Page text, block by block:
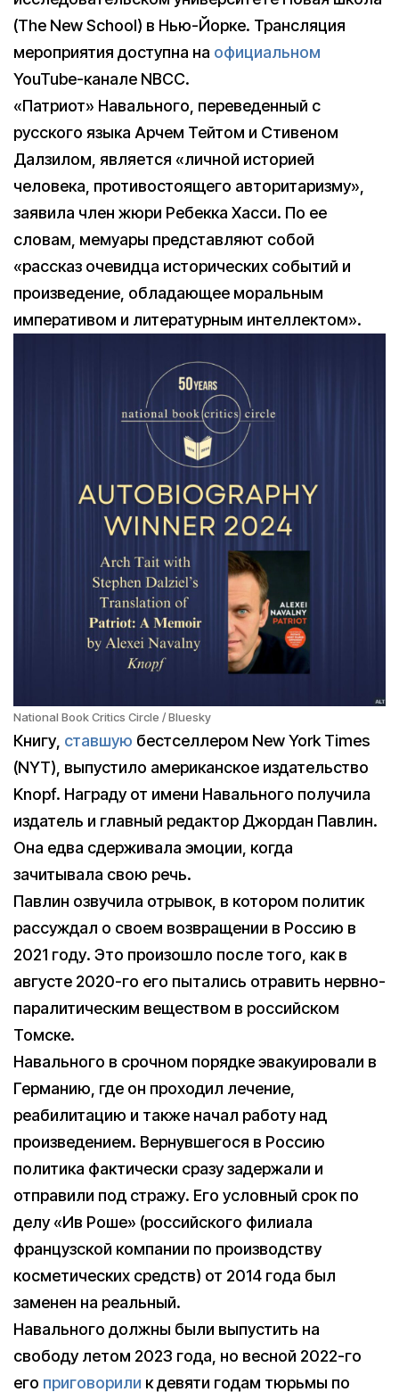
(The New School) в Нью-Йорке. Трансляция
мероприятия доступна на официальном
YouTube-канале NBCC.
«Патриот» Навального, переведенный с
русского языка Арчем Тейтом и Стивеном
Далзилом, является «личной историей
человека, противостоящего авторитаризму»,
заявила член жюри Ребекка Хасси. По ее
словам, мемуары представляют собой
«рассказ очевидца исторических событий и
произведение, обладающее моральным
императивом и литературным интеллектом».
National Book Critics Circle / Bluesky
Книгу, ставшую бестселлером New York Times
(NYT), выпустило американское издательство
Knopf. Награду от имени Навального получила
издатель и главный редактор Джордан Павлин.
Она едва сдерживала эмоции, когда
зачитывала свою речь.
Павлин озвучила отрывок, в котором политик
рассуждал о своем возвращении в Россию в
2021 году. Это произошло после того, как в
августе 2020-го его пытались отравить нервно-
паралитическим веществом в российском
Томске.
Навального в срочном порядке эвакуировали в
Германию, где он проходил лечение,
реабилитацию и также начал работу над
произведением. Вернувшегося в Россию
политика фактически сразу задержали и
отправили под стражу. Его условный срок по
делу «Ив Роше» (российского филиала
французской компании по производству
косметических средств) от 2014 года был
заменен на реальный.
Навального должны были выпустить на
свободу летом 2023 года, но весной 2022-го
его приговорили к девяти годам тюрьмы по